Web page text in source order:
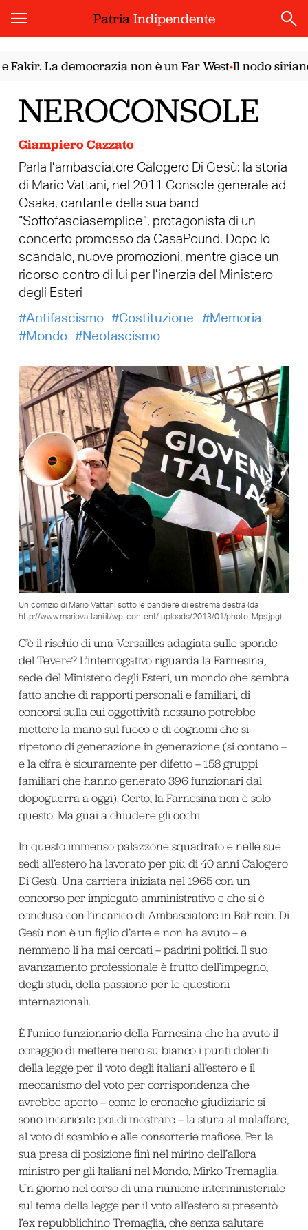
PatriaIndipendente
La democrazia non è un Far West•Il nodo siriano. Il
NEROCONSOLE
Giampiero Cazzato
Parla l’ambasciatore Calogero Di Gesù: la storia
di Mario Vattani, nel 2011 Console generale ad
Osaka, cantante della sua band
“Sottofasciasemplice”, protagonista di un
concerto promosso da CasaPound. Dopo lo
scandalo, nuove promozioni, mentre giace un
ricorso contro di lui per l’inerzia del Ministero
degli Esteri
Antifascismo
Costituzione
Memoria
Mondo
Neofascismo
Un comizio di Mario Vattani sotto le bandiere di estrema destra (da
http://www.mariovattani.it/wp-content/ uploads/2013/01/photo-Mps.jpg)
C’è il rischio di una Versailles adagiata sulle sponde
del Tevere? L’interrogativo riguarda la Farnesina,
sede del Ministero degli Esteri, un mondo che sembra
fatto anche di rapporti personali e familiari, di
concorsi sulla cui oggettività nessuno potrebbe
mettere la mano sul fuoco e di cognomi che si
ripetono di generazione in generazione (si contano –
e la cifra è sicuramente per difetto – 158 gruppi
familiari che hanno generato 396 funzionari dal
dopoguerra a oggi). Certo, la Farnesina non è solo
questo. Ma guai a chiudere gli occhi.
In questo immenso palazzone squadrato e nelle sue
sedi all’estero ha lavorato per più di 40 anni Calogero
Di Gesù. Una carriera iniziata nel 1965 con un
concorso per impiegato amministrativo e che si è
conclusa con l’incarico di Ambasciatore in Bahrein. Di
Gesù non è un figlio d’arte e non ha avuto – e
nemmeno li ha mai cercati – padrini politici. Il suo
avanzamento professionale è frutto dell’impegno,
degli studi, della passione per le questioni
internazionali.
È l’unico funzionario della Farnesina che ha avuto il
coraggio di mettere nero su bianco i punti dolenti
della legge per il voto degli italiani all’estero e il
meccanismo del voto per corrispondenza che
avrebbe aperto – come le cronache giudiziarie si
sono incaricate poi di mostrare – la stura al malaffare,
al voto di scambio e alle consorterie mafiose. Per la
sua presa di posizione finì nel mirino dell’allora
ministro per gli Italiani nel Mondo, Mirko Tremaglia.
Un giorno nel corso di una riunione interministeriale
sul tema della legge per il voto all’estero si presentò
l’ex repubblichino Tremaglia, che senza salutare